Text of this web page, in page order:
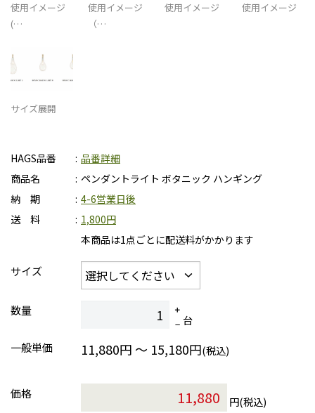
使用イメージ
(…
使用イメージ
（…
使用イメージ 使用イメージ
サイズ展開
HAGS品番
品番詳細
商品名
ペンダントライト ボタニック ハンギング
納 期
4-6営業日後
送 料
1,800円
本商品は1点ごとに配送料がかかります
サイズ
数量
台
一般単価
11,880円 ～ 15,180円(税込)
価格
円(税込)